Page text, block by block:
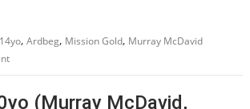
14yo,Ardbeg, Mission Gold, Murray McDavid
(Murray McDavid,